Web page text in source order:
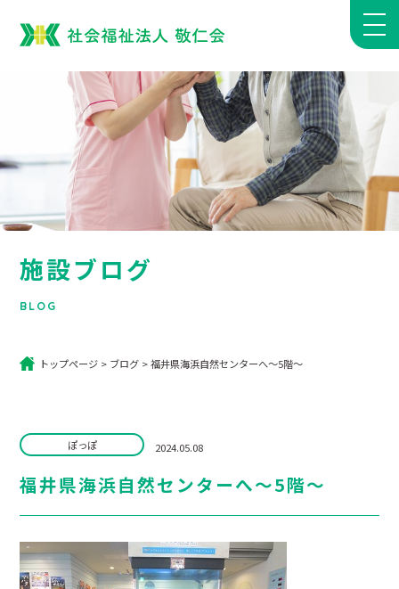
施設ブログ
BLOG
トップページ > ブログ >福井県海浜自然センターへ～5階～
ぽっぽ 2024.05.08
福井県海浜自然センターへ～5階～